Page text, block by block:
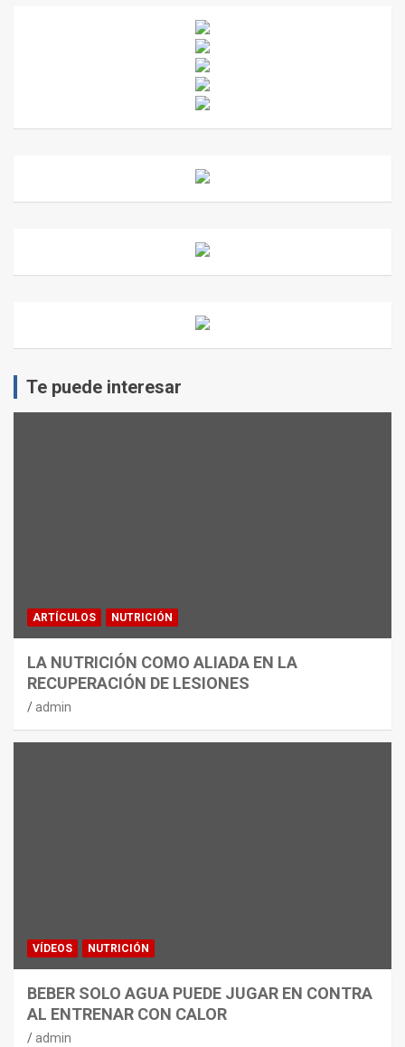
Te puede interesar
ARTÍCULOS NUTRICIÓN
LA NUTRICIÓN COMO ALIADA EN LA
RECUPERACIÓN DE LESIONES
admin
VÍDEOS NUTRICIÓN
BEBER SOLO AGUA PUEDE JUGAR EN CONTRA
AL ENTRENAR CON CALOR
admin